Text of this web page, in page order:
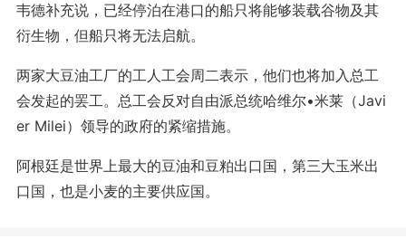
韦德补充说，已经停泊在港口的船只将能够装载谷物及其
衍生物，但船只将无法启航。
两家大豆油工厂的工人工会周二表示，他们也将加入总工
会发起的罢工。总工会反对自由派总统哈维尔•米莱（Javi
er Milei）领导的政府的紧缩措施。
阿根廷是世界上最大的豆油和豆粕出口国，第三大玉米出
口国，也是小麦的主要供应国。